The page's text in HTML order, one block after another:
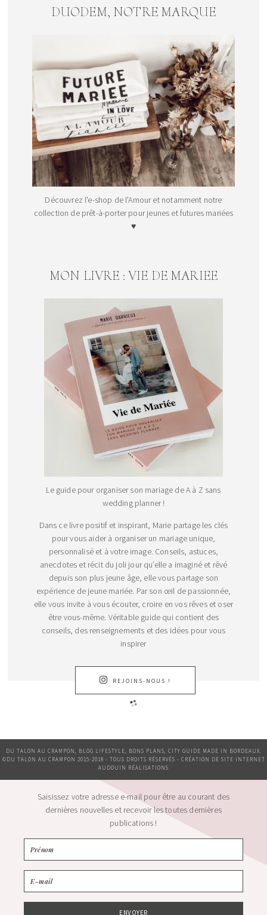
DUODEM, NOTRE MARQUE
Découvrez l'e-shop de l'Amour et notamment notre
collection de prêt-à-porter pour jeunes et futures mariées
♥
MON LIVRE : VIE DE MARIEE
Le guide pour organiser son mariage de A à Z sans
wedding planner !
Dans ce livre positif et inspirant, Marie partage les clés
pour vous aider à organiser un mariage unique,
personnalisé et à votre image. Conseils, astuces,
anecdotes et récit du joli jour qu’elle a imaginé et rêvé
depuis son plus jeune âge, elle vous partage son
expérience de jeune mariée. Par son œil de passionnée,
elle vous invite à vous écouter, croire en vos rêves et oser
être vous-même. Véritable guide qui contient des
conseils, des renseignements et des idées pour vous
inspirer
REJOINS-NOUS !
DU TALON AU CRAMPON, BLOG LIFESTYLE, BONS PLANS, CITY GUIDE MADE IN BORDEAUX.
©DU TALON AU CRAMPON 2015-2018 - TOUS DROITS RÉSERVÉS - CRÉATION DE SITE INTERNET
AUDOUIN RÉALISATIONS
Saisissez votre adresse e-mail pour être au courant des
dernières nouvelles et recevoir les toutes dernières
publications !